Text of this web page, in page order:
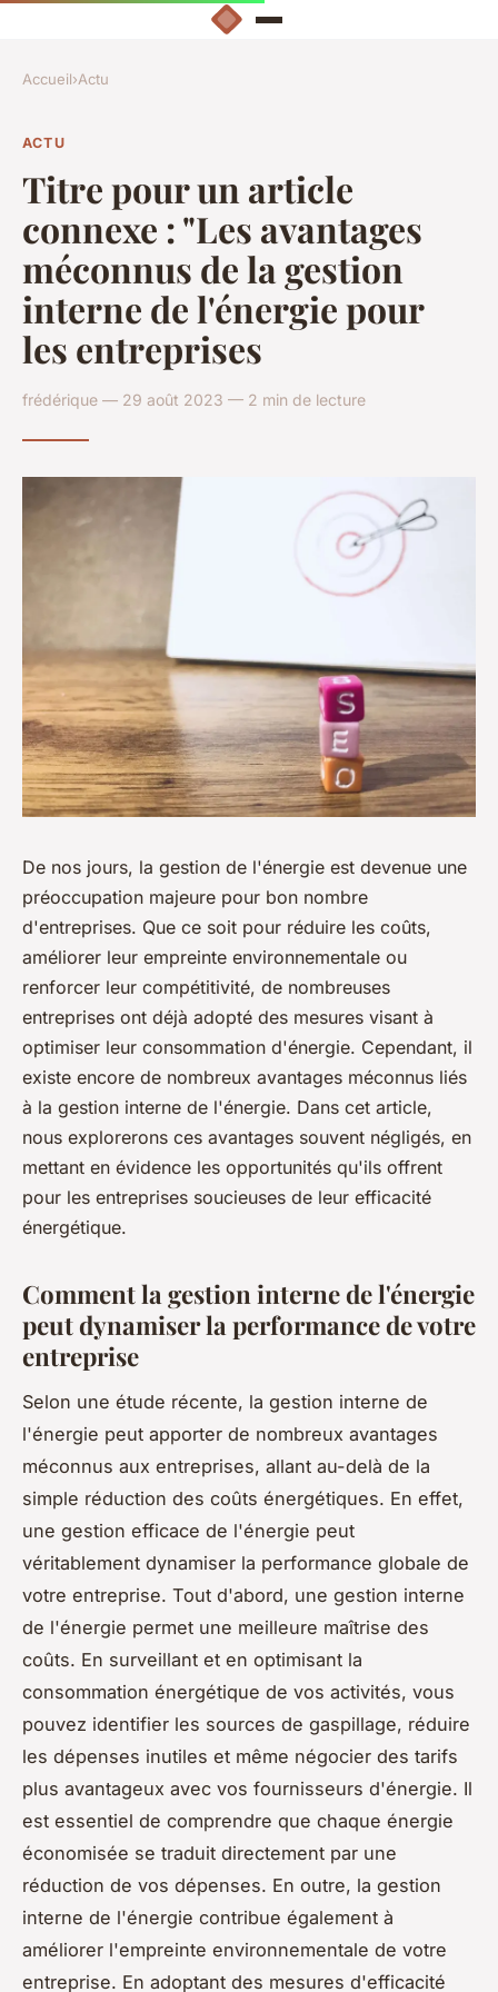
Accueil›Actu
ACTU
Titre pour un article
connexe : "Les avantages
méconnus de la gestion
interne de l'énergie pour
les entreprises
frédérique — 29 août 2023 — 2 min de lecture
De nos jours, la gestion de l'énergie est devenue une
préoccupation majeure pour bon nombre
d'entreprises. Que ce soit pour réduire les coûts,
améliorer leur empreinte environnementale ou
renforcer leur compétitivité, de nombreuses
entreprises ont déjà adopté des mesures visant à
optimiser leur consommation d'énergie. Cependant, il
existe encore de nombreux avantages méconnus liés
à la gestion interne de l'énergie. Dans cet article,
nous explorerons ces avantages souvent négligés, en
mettant en évidence les opportunités qu'ils offrent
pour les entreprises soucieuses de leur efficacité
énergétique.
Comment la gestion interne de l'énergie
peut dynamiser la performance de votre
entreprise
Selon une étude récente, la gestion interne de
l'énergie peut apporter de nombreux avantages
méconnus aux entreprises, allant au-delà de la
simple réduction des coûts énergétiques. En effet,
une gestion efficace de l'énergie peut
véritablement dynamiser la performance globale de
votre entreprise. Tout d'abord, une gestion interne
de l'énergie permet une meilleure maîtrise des
coûts. En surveillant et en optimisant la
consommation énergétique de vos activités, vous
pouvez identifier les sources de gaspillage, réduire
les dépenses inutiles et même négocier des tarifs
plus avantageux avec vos fournisseurs d'énergie. Il
est essentiel de comprendre que chaque énergie
économisée se traduit directement par une
réduction de vos dépenses. En outre, la gestion
interne de l'énergie contribue également à
améliorer l'empreinte environnementale de votre
entreprise. En adoptant des mesures d'efficacité